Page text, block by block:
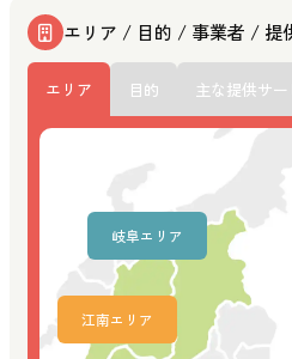
エリア / 目的 / 事業者 / 提
エリア 目的 主な提供サ
江南エリア
岐阜エリア